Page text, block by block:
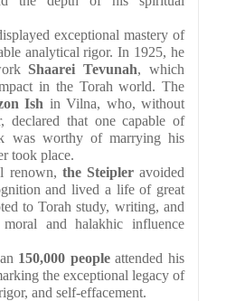
exceptional mastery of
analytical rigor. In 1925, he
Shaarei Tevunah, which
in the Torah world. The
Ish in Vilna, who, without
declared that one capable of
was worthy of marrying his
took place.
renown, the Steipler avoided
and lived a life of great
to Torah study, writing, and
and halakhic influence
150,000 people attended his
the exceptional legacy of
and self-effacement.